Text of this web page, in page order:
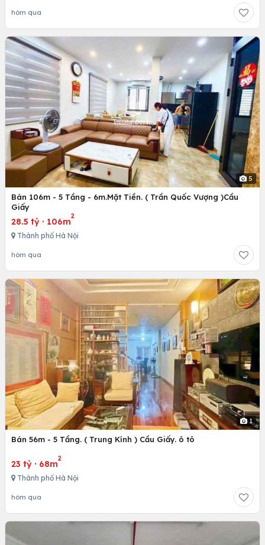
hôm qua
5
Bán 106m - 5 Tầng - 6m.Mặt Tiền. ( Trần Quốc Vượng )Cầu
Giấy
28.5 tỷ · 106m
2
Thành phố Hà Nội
hôm qua
1
Bán 56m - 5 Tầng. ( Trung Kính ) Cầu Giấy. ô tô
23 tỷ · 68m
2
Thành phố Hà Nội
hôm qua